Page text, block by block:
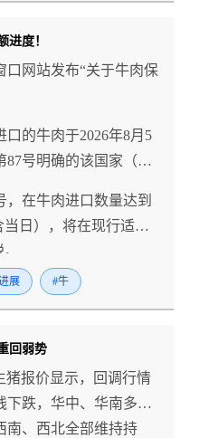
进度！
口网站发布“关于牛肉保
的牛肉于2026年8月5
87号明确的该国家（地
，在牛肉进口数量达到
当日），将在现行适用
展 #牛
回弱势
猪报价显示，回调行情
下跌，华中、华南多数
南、西北全部维持持